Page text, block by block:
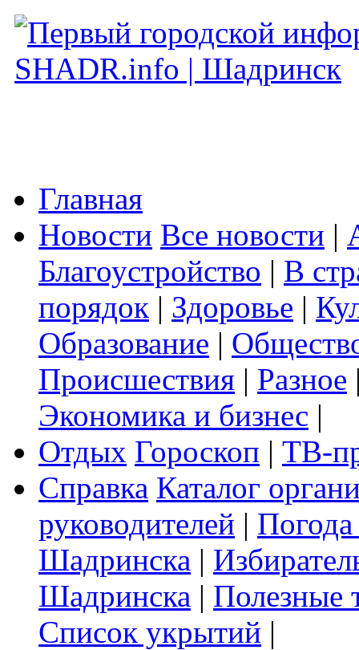
Главная
Новости Все новости |
Благоустройство | В
порядок | Здоровье |
Образование |
Происшествия | Разное
Экономика и бизнес |
Отдых Гороскоп | ТВ-
Справка Каталог
руководителей |
Шадринска |
Шадринска | Полезные
Список укрытий |